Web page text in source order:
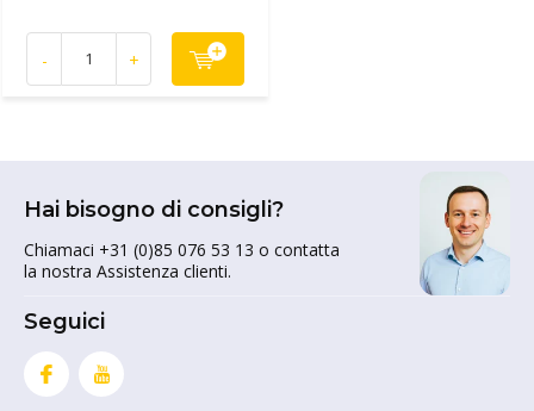
- +
Hai bisogno di consigli?
Chiamaci +31 (0)85 076 53 13 o contatta
la nostra Assistenza clienti.
Seguici